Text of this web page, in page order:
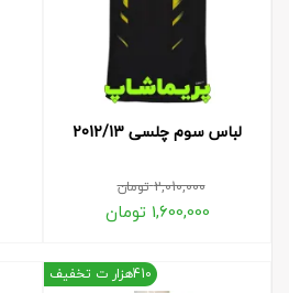
لباس سوم چلسی 2012/13
2,010,000تومان
1,600,000 تومان
410هزار ت تخفیف